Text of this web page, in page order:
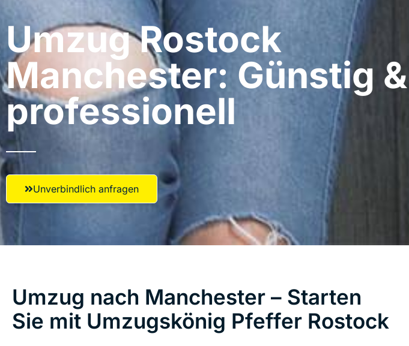
Umzug Rostock​
Manchester: Günstig &
professionell​
Unverbindlich anfragen
Umzug nach Manchester – Starten
Sie mit Umzugskönig Pfeffer Rostock